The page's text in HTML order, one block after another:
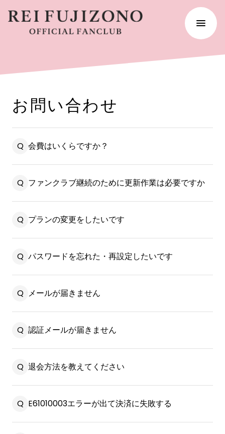
お問い合わせ
会費はいくらですか？
ファンクラブ継続のために更新作業は必要ですか
プランの変更をしたいです
パスワードを忘れた・再設定したいです
メールが届きません
認証メールが届きません
退会方法を教えてください
E61010003エラーが出て決済に失敗する